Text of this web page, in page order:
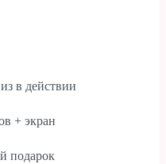
в действии
+ экран
подарок